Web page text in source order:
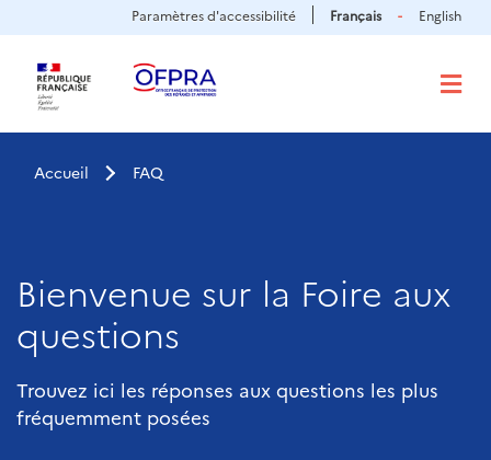
Panneau de gestion des cookiesAller
au
Paramètres d'accessibilité Français English
Accueil FAQ
Bienvenue sur la Foire aux
questions
Trouvez ici les réponses aux questions les plus
fréquemment posées